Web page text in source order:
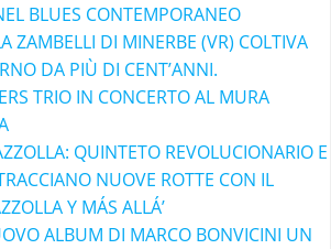
BLUES CONTEMPORANEO
ZAMBELLI DI MINERBE (VR) COLTIVA
DA PIÙ DI CENT’ANNI.
TRIO IN CONCERTO AL MURA
QUINTETO REVOLUCIONARIO E
NUOVE ROTTE CON IL
Y MÁS ALLÁ’
ALBUM DI MARCO BONVICINI UN